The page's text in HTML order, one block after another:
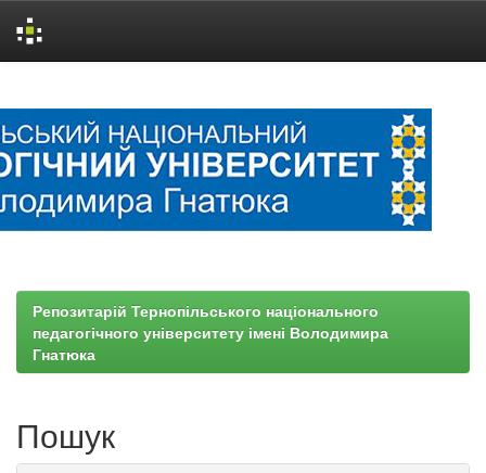
Репозитарій Тернопільського національного
педагогічного університету імені Володимира
Гнатюка
Пошук